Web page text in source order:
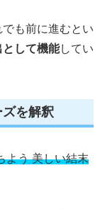
も前に進むとい
して機能してい
ズを解釈
よう 美しい結末